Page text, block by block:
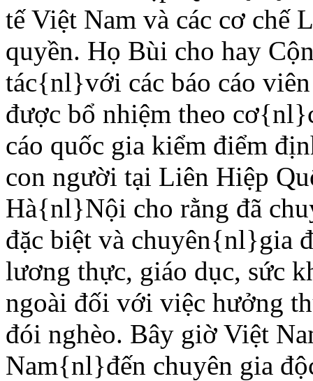
tế Việt Nam và các cơ chế
quyền. Họ Bùi cho hay
tác{nl}với các báo cáo
được bổ nhiệm theo
cáo quốc gia kiểm điểm
con người tại Liên Hiệp
Hà{nl}Nội cho rằng đã
đặc biệt và chuyên{nl}gia
lương thực, giáo dục, sức
ngoài đối với việc hưởng
đói nghèo. Bây giờ Việt
Nam{nl}đến chuyên gia